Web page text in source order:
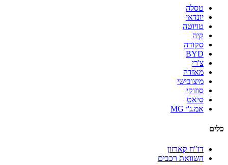
טסלה
יונדאי
טויוטה
קיה
סקודה
BYD
צ'רי
מאזדה
מיצובישי
סוזוקי
סיאט
אמ.ג'י MG
כלים
דו"ח קארזון
השוואת רכבים